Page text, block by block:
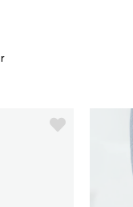
yaş grubundan
en ufak bir
ev ayakkabısı fiyatları
fiyata istenen bir
özel olan bu
ön plana çıkar.
ev ayakkabısı